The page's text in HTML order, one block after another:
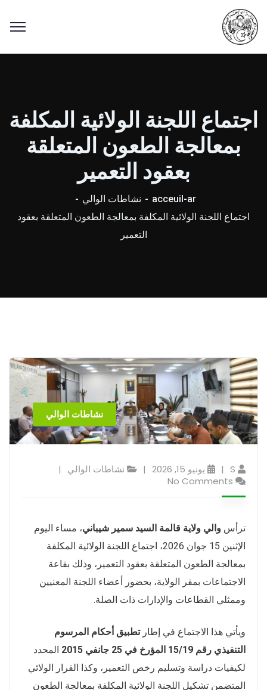
اجتماع اللجنة الولائية المكلفة
بمعالجة الطعون المتعلقة
بعقود التعمير
acceuil-ar
نشاطات الوالي
اجتماع اللجنة الولائية المكلفة بمعالجة الطعون المتعلقة بعقود
التعمير
نشاطات الوالي
S يونيو 15, 2026
نشاطات الوالي
No Comments
ترأس والي ولاية قالمة السيد سمير شيباني، مساء اليوم
الإثنين 15 جوان 2026، اجتماع اللجنة الولائية المكلفة
بمعالجة الطعون المتعلقة بعقود التعمير، وذلك بقاعة
الاجتماعات بمقر الولاية، بحضور أعضاء اللجنة المعنيين
وممثلي القطاعات والإدارات ذات الصلة.
ويأتي هذا الاجتماع في إطارتطبيق أحكام المرسوم
التنفيذي رقم 15/19 المؤرخ في 25 جانفي 2015
المحدد
لكيفيات دراسة وتسليم رخص التعمير، وكذا القرار الولائي
المتضمن تشكيل اللجنة الولائية المكلفة بمعالجة الطعون